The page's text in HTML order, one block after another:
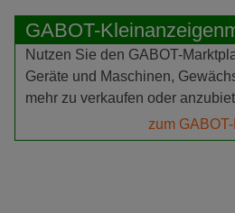
GABOT-
Nutzen Sie den GABOT-
Geräte und Maschinen,
mehr zu verkaufen oder
zum